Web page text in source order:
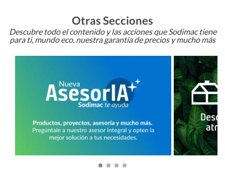
Otras Secciones
Descubre todo el contenido y las acciones que Sodimac tiene
para ti, mundo eco, nuestra garantía de precios y mucho más